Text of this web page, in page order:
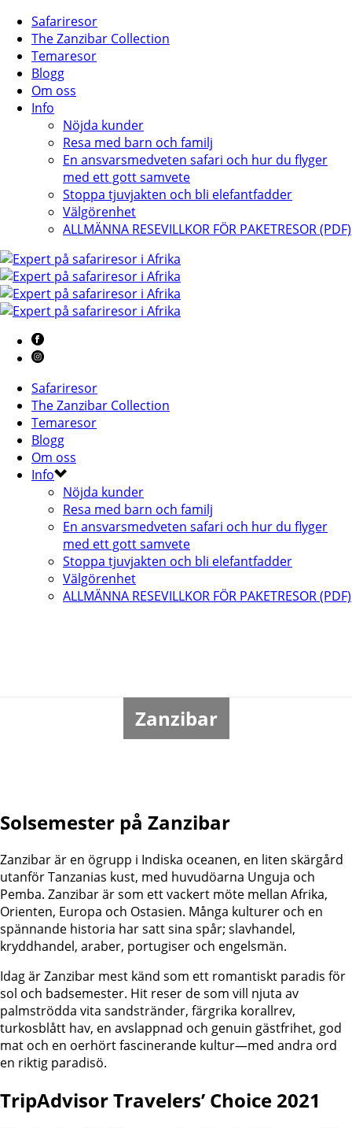
Safariresor
The Zanzibar Collection
Temaresor
Blogg
Om oss
Info
Nöjda kunder
Resa med barn och familj
En ansvarsmedveten safari och hur du flyger
med ett gott samvete
Stoppa tjuvjakten och bli elefantfadder
Välgörenhet
ALLMÄNNA RESEVILLKOR FÖR PAKETRESOR (PDF)
Safariresor
The Zanzibar Collection
Temaresor
Blogg
Om oss
Info
Nöjda kunder
Resa med barn och familj
En ansvarsmedveten safari och hur du flyger
med ett gott samvete
Stoppa tjuvjakten och bli elefantfadder
Välgörenhet
ALLMÄNNA RESEVILLKOR FÖR PAKETRESOR (PDF)
Zanzibar
Solsemester på Zanzibar
Zanzibar är en ögrupp i Indiska oceanen, en liten skärgård
utanför Tanzanias kust, med huvudöarna Unguja och
Pemba. Zanzibar är som ett vackert möte mellan Afrika,
Orienten, Europa och Ostasien. Många kulturer och en
spännande historia har satt sina spår; slavhandel,
kryddhandel, araber, portugiser och engelsmän.
Idag är Zanzibar mest känd som ett romantiskt paradis för
sol och badsemester. Hit reser de som vill njuta av
palmströdda vita sandstränder, färgrika korallrev,
turkosblått hav, en avslappnad och genuin gästfrihet, god
mat och en oerhört fascinerande kultur—med andra ord
en riktig paradisö.
TripAdvisor Travelers’ Choice 2021